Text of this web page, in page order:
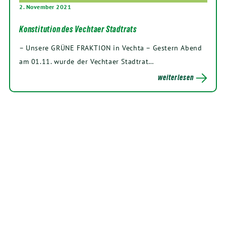
2. November 2021
Konstitution des Vechtaer Stadtrats
– Unsere GRÜNE FRAKTION in Vechta – Gestern Abend
am 01.11. wurde der Vechtaer Stadtrat…
weiterlesen